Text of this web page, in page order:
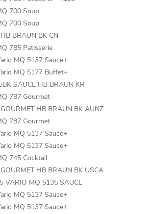
700 Soup
700 Soup
BRAUN BK CN
785 Patisserie
MQ 5137 Sauce+
MQ 5177 Buffet+
SAUCE HB BRAUN KR
787 Gourmet
HB BRAUN BK AUNZ
787 Gourmet
MQ 5137 Sauce+
MQ 5137 Sauce+
745 Cocktail
HB BRAUN BK USCA
VARIO MQ 5135 SAUCE
MQ 5137 Sauce+
MQ 5137 Sauce+